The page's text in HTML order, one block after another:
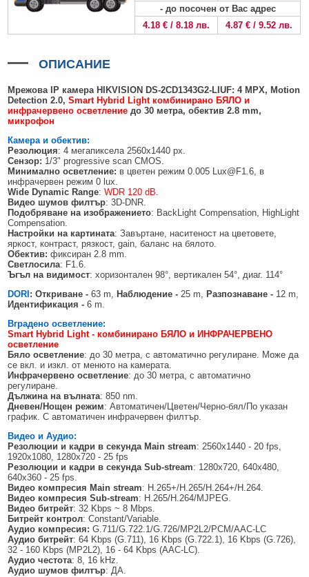
БЕЗЖИЧНИ ДЕТЕКТОРИ AJAX
БЕЗЖИЧНИ ДЕТЕКТОРИ ЗА ПОЖАР, ДИМ, ТОПЛИНА И ВЪГЛЕРОДЕН
БЕЗЖИЧНИ КЛАВИАТУРИ AJAX
БЕЗКОНТАКТНИ RFID КАРТИ И ЧИПОВЕ ЗА КЛАВИАТУРИ
БЕЗЖИЧНИ ДИСТАНЦИОННИ УПРАВЛЕНИЯ И БУТОНИ
БЕЗЖИЧНИ СИРЕНИ AJAX
МОДУЛИ ЗА СГРАДНА АВТОМАТИЗАЦИЯ AJAX
БЕЗЖИЧНИ ДЕТЕКТОРИ ЗА HIKVISION AX PRO
БЕЗЖИЧНИ МОДУЛИ И АКСЕСОАРИ ЗА HIKVISION AX PRO
ALFALINE, СТЕННИ/СТОЯЩИ, С ОТВАРЯЕМИ И ЗАКЛЮЧВАЩИ СЕ
BETALINE, СТОЯЩИ С ОТВАРЯЕМИ И ЗАКЛЮЧВАЩИ СЕ СТРАНИЦИ
АКСЕСОАРИ ЗА КОМУНИКАЦИОННИ ШКАФОВЕ- до посочен от Вас адрес
4.18 € / 8.18 лв.
4.87 € / 9.52 лв.
ОПИСАНИЕ
Мрежова IP камера HIKVISION DS-2CD1343G2-L IUF: 4 MPX, Motion
Detection 2.0,Smart Hybrid Light комбинирано БЯЛО и
инфрачервено осветление до 30 метра, обектив 2.8 mm,
микрофон
Камера и обектив:
Резолюция: 4 мегапиксела 2560x1440 px.
Сензор: 1/3" progressive scan CMOS.
Минимално осветление: в цветен режим 0.005 Lux@F1.6, в
инфрачервен режим 0 lux.
Wide Dynamic Range:WDR 120 dB.
Видео шумов филтър: 3D-DNR.
Подобряване на изображението: BackLight Compensation, HighLight
Compensation.
Настройки на картината: Завъртане, наситеност на цветовете,
яркост, контраст, рязкост, gain, баланс на бялото.
Обектив: фиксиран 2.8 mm.
Светлосила: F1.6.
Ъгъл на видимост: хоризонтален 98°, вертикален 54°, диаг. 114°
DORI : Откриване - 63 m, Наблюдение - 25 m, Разпознаване - 12 m,
Идентификация - 6 m.
Вградено осветление:
Smart Hybrid Light - комбинирано БЯЛО и ИНФРАЧЕРВЕНО
осветление
Бяло осветление: до 30 метра, с автоматично регулиране. Може да
се вкл. и изкл. от менюто на камерата.
Инфрачервено осветление: до 30 метра, с автоматично
регулиране.
Дължина на вълната: 850 nm.
Дневен/Нощен режим: Автоматичен/Цветен/Черно-бял/По указан
график. С автоматичен инфрачервен филтър.
Видео и Аудио:
Резолюции и кадри в секунда Main stream: 2560x1440 - 20 fps,
1920x1080, 1280х720 - 25 fps
Резолюции и кадри в секундаSub-stream: 1280x720, 640x480,
640x360 - 25 fps.
Видео компресия Main stream: H.265+/H.265/H.264+/H.264.
Видео компресияSub-stream: H.265/H.264/MJPEG.
Видео битрейт: 32 Kbps ~ 8 Mbps.
Битрейт контрол: Constant/Variable.
Аудио компресия: G.711/G.722.1/G.726/MP2L2/PCM/AAC-LC
Аудио битрейт: 64 Kbps (G.711), 16 Kbps (G.722.1), 16 Kbps (G.726),
32 - 160 Kbps (MP2L2), 16 - 64 Kbps (AAC-LC).
Аудио честота: 8, 16 kHz.
Аудио шумов филтър: ДА.